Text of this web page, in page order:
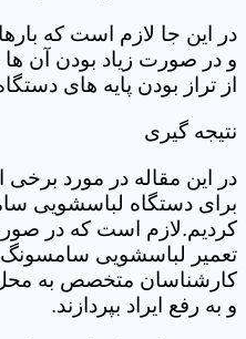
در این جا لازم است که
و در صورت زیاد بودن آن ها
از تراز بودن پایه های
نتیجه گیری
در این مقاله در مورد برخی
برای دستگاه لباسشویی
کردیم.لازم است که در
تعمیر لباسشویی سامسونگ
کارشناسان متخصص به محل
و به رفع ایراد بپردازند.